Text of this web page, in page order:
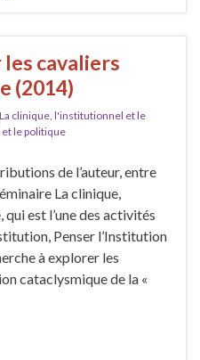
cavaliers
(2014)
La clinique, l'institutionnel et le
le politique
de l’auteur, entre
La clinique,
est l’une des activités
Penser l’Institution
à explorer les
cataclysmique de la «